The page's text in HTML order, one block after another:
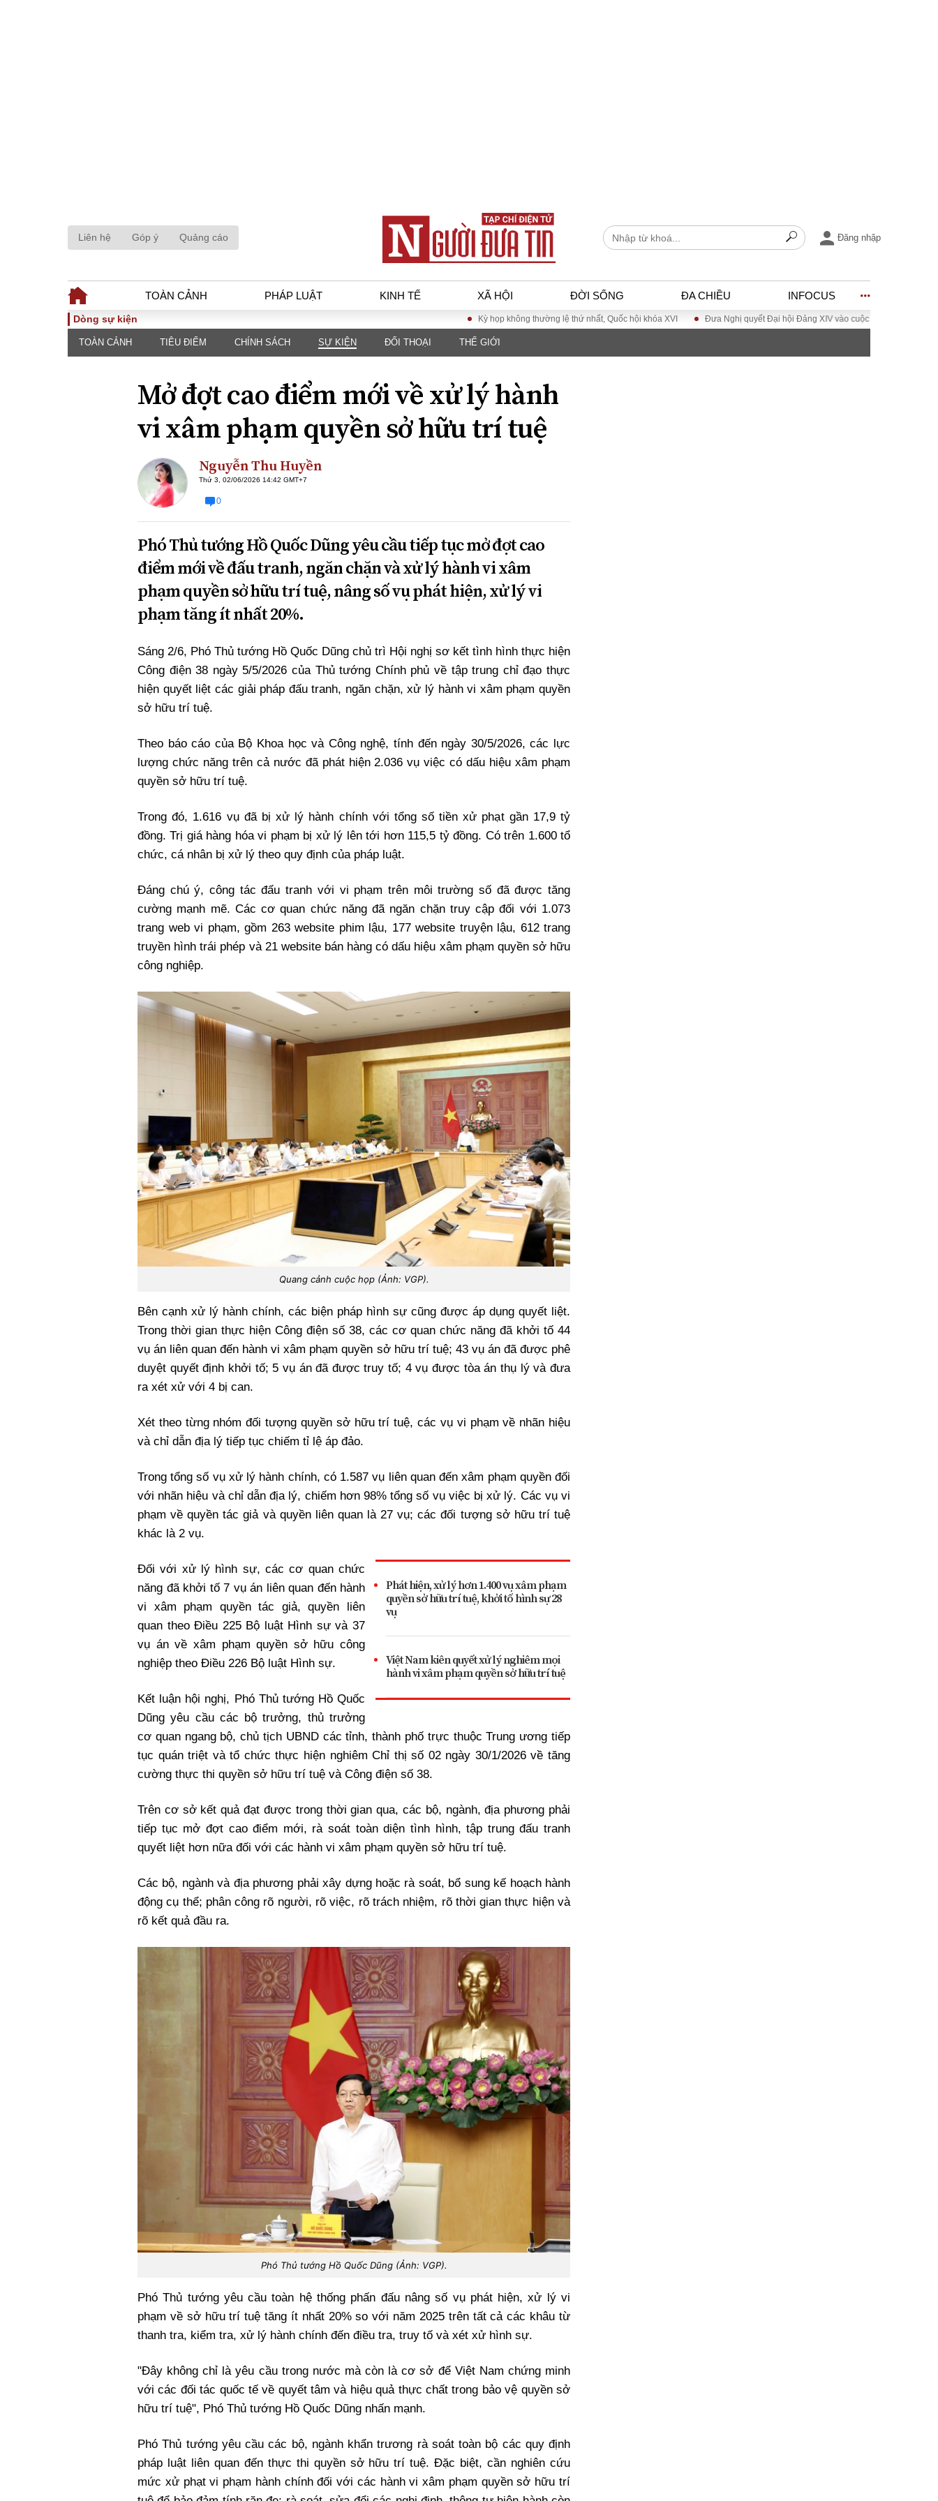
Liên hệ Góp ý Quảng cáo Đăng nhập
TOÀN CẢNH PHÁP LUẬT KINH TẾ XÃ HỘI ĐỜI SỐNG ĐA CHIỀU INFOCUS
TOÀN CẢNH
Chính sách
Đối thoại
PHÁP LUẬT
luật
Góc nhìn luật gia
Hồ sơ điều tra
Tiếng nói công dân
An ninh - Hình sự
KINH TẾ
Tài chính - Ngân
hàng
Kinh tế vĩ mô
Công nghệ
ĐA CHIỀU
Quan điểm
Bạn đọc viết
INFOCUS
Dòng sự kiện Kỳ họp không thường lệ thứ nhất, Quốc hội khóa XVI Đưa Nghị quyết Đại hội Đảng XIV vào cuộc sống
TOÀN CẢNH TIÊU ĐIỂM CHÍNH SÁCH SỰ KIỆN ĐỐI THOẠI THẾ GIỚI
Mở đợt cao điểm mới về xử lý hành
vi xâm phạm quyền sở hữu trí tuệ
Nguyễn Thu Huyền
Thứ 3, 02/06/2026 14:42 GMT+7
0
Phó Thủ tướng Hồ Quốc Dũng yêu cầu tiếp tục mở đợt cao
điểm mới về đấu tranh, ngăn chặn và xử lý hành vi xâm
phạm quyền sở hữu trí tuệ, nâng số vụ phát hiện, xử lý vi
phạm tăng ít nhất 20%.
Sáng 2/6, Phó Thủ tướng Hồ Quốc Dũng chủ trì Hội nghị sơ kết tình hình thực hiện
Công điện 38 ngày 5/5/2026 của Thủ tướng Chính phủ về tập trung chỉ đạo thực
hiện quyết liệt các giải pháp đấu tranh, ngăn chặn, xử lý hành vi xâm phạm quyền
sở hữu trí tuệ.
Theo báo cáo của Bộ Khoa học và Công nghệ, tính đến ngày 30/5/2026, các lực
lượng chức năng trên cả nước đã phát hiện 2.036 vụ việc có dấu hiệu xâm phạm
quyền sở hữu trí tuệ.
Trong đó, 1.616 vụ đã bị xử lý hành chính với tổng số tiền xử phạt gần 17,9 tỷ
đồng. Trị giá hàng hóa vi phạm bị xử lý lên tới hơn 115,5 tỷ đồng. Có trên 1.600 tổ
chức, cá nhân bị xử lý theo quy định của pháp luật.
Đáng chú ý, công tác đấu tranh với vi phạm trên môi trường số đã được tăng
cường mạnh mẽ. Các cơ quan chức năng đã ngăn chặn truy cập đối với 1.073
trang web vi phạm, gồm 263 website phim lậu, 177 website truyện lậu, 612 trang
truyền hình trái phép và 21 website bán hàng có dấu hiệu xâm phạm quyền sở hữu
công nghiệp.
Quang cảnh cuộc họp (Ảnh: VGP).
Bên cạnh xử lý hành chính, các biện pháp hình sự cũng được áp dụng quyết liệt.
Trong thời gian thực hiện Công điện số 38, các cơ quan chức năng đã khởi tố 44
vụ án liên quan đến hành vi xâm phạm quyền sở hữu trí tuệ; 43 vụ án đã được phê
duyệt quyết định khởi tố; 5 vụ án đã được truy tố; 4 vụ được tòa án thụ lý và đưa
ra xét xử với 4 bị can.
Xét theo từng nhóm đối tượng quyền sở hữu trí tuệ, các vụ vi phạm về nhãn hiệu
và chỉ dẫn địa lý tiếp tục chiếm tỉ lệ áp đảo.
Trong tổng số vụ xử lý hành chính, có 1.587 vụ liên quan đến xâm phạm quyền đối
với nhãn hiệu và chỉ dẫn địa lý, chiếm hơn 98% tổng số vụ việc bị xử lý. Các vụ vi
phạm về quyền tác giả và quyền liên quan là 27 vụ; các đối tượng sở hữu trí tuệ
khác là 2 vụ.
Phát hiện, xử lý hơn 1.400 vụ xâm phạm
quyền sở hữu trí tuệ, khởi tố hình sự 28
vụ
Việt Nam kiên quyết xử lý nghiêm mọi
hành vi xâm phạm quyền sở hữu trí tuệ
Đối với xử lý hình sự, các cơ quan chức
năng đã khởi tố 7 vụ án liên quan đến hành
vi xâm phạm quyền tác giả, quyền liên
quan theo Điều 225 Bộ luật Hình sự và 37
vụ án về xâm phạm quyền sở hữu công
nghiệp theo Điều 226 Bộ luật Hình sự.
Kết luận hội nghị, Phó Thủ tướng Hồ Quốc
Dũng yêu cầu các bộ trưởng, thủ trưởng
cơ quan ngang bộ, chủ tịch UBND các tỉnh, thành phố trực thuộc Trung ương tiếp
tục quán triệt và tổ chức thực hiện nghiêm Chỉ thị số 02 ngày 30/1/2026 về tăng
cường thực thi quyền sở hữu trí tuệ và Công điện số 38.
Trên cơ sở kết quả đạt được trong thời gian qua, các bộ, ngành, địa phương phải
tiếp tục mở đợt cao điểm mới, rà soát toàn diện tình hình, tập trung đấu tranh
quyết liệt hơn nữa đối với các hành vi xâm phạm quyền sở hữu trí tuệ.
Các bộ, ngành và địa phương phải xây dựng hoặc rà soát, bổ sung kế hoạch hành
động cụ thể; phân công rõ người, rõ việc, rõ trách nhiệm, rõ thời gian thực hiện và
rõ kết quả đầu ra.
Phó Thủ tướng Hồ Quốc Dũng (Ảnh: VGP).
Phó Thủ tướng yêu cầu toàn hệ thống phấn đấu nâng số vụ phát hiện, xử lý vi
phạm về sở hữu trí tuệ tăng ít nhất 20% so với năm 2025 trên tất cả các khâu từ
thanh tra, kiểm tra, xử lý hành chính đến điều tra, truy tố và xét xử hình sự.
"Đây không chỉ là yêu cầu trong nước mà còn là cơ sở để Việt Nam chứng minh
với các đối tác quốc tế về quyết tâm và hiệu quả thực chất trong bảo vệ quyền sở
hữu trí tuệ", Phó Thủ tướng Hồ Quốc Dũng nhấn mạnh.
Phó Thủ tướng yêu cầu các bộ, ngành khẩn trương rà soát toàn bộ các quy định
pháp luật liên quan đến thực thi quyền sở hữu trí tuệ. Đặc biệt, cần nghiên cứu
mức xử phạt vi phạm hành chính đối với các hành vi xâm phạm quyền sở hữu trí